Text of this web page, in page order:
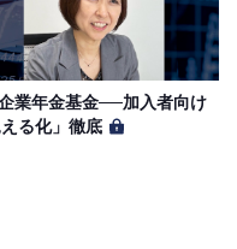
業年金基金──加入者向け
える化」徹底